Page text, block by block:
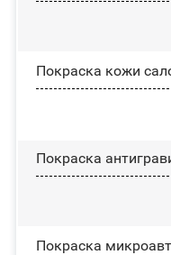
Покраска кожи
Покраска
Покраска